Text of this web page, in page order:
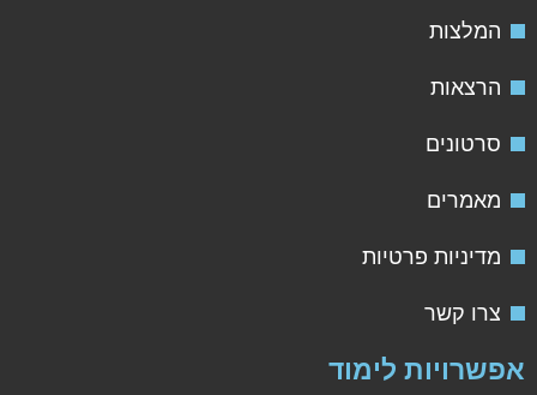
המלצות
הרצאות
סרטונים
מאמרים
מדיניות פרטיות
צרו קשר
אפשרויות לימוד